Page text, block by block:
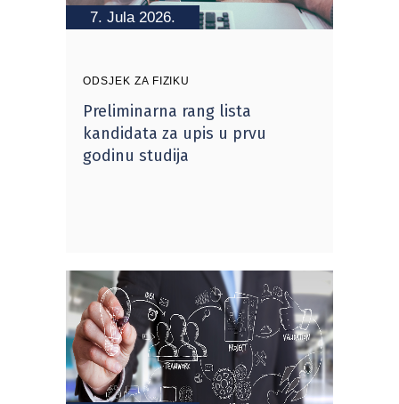
7. Jula 2026.
ODSJEK ZA FIZIKU
Preliminarna rang lista
kandidata za upis u prvu
godinu studija